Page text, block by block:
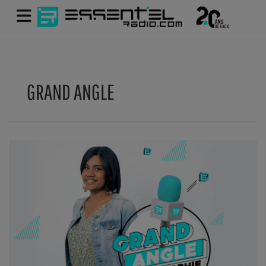
GRAND ANGLE